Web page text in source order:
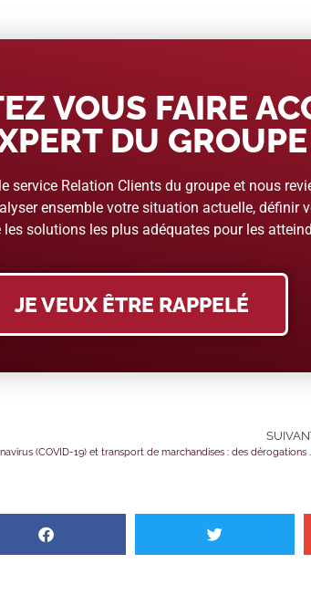
VOUS FAIRE
DU
service Relation Clients du groupe et nous
ensemble votre situation actuelle, définir
les solutions les plus adéquates pour les
JE VEUX ÊTRE RAPPELÉ